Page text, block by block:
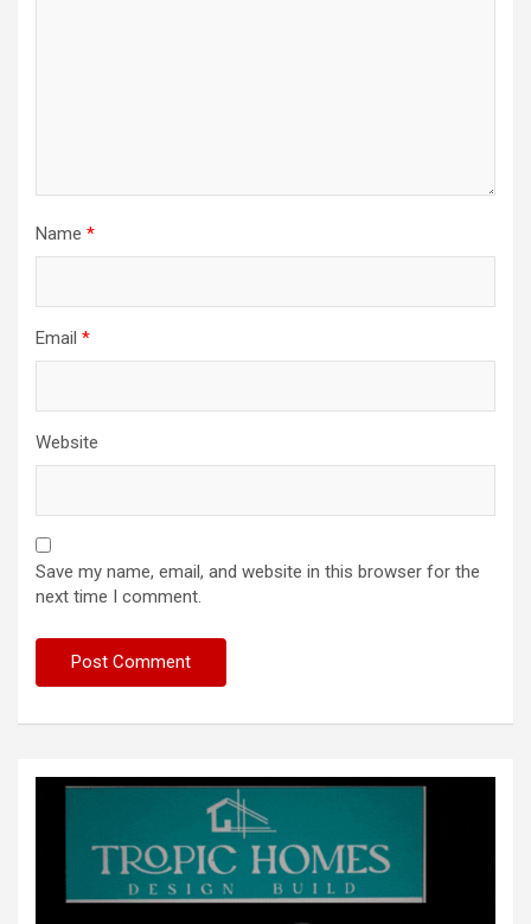
Name *
Email *
Website
Save my name, email, and website in this browser for the
next time I comment.